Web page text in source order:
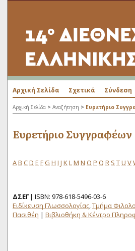
Αρχική Σελίδα Σχετικά Σύνδεση
Αρχική Σελίδα > Αναζήτηση > Ευρετήριο
Ευρετήριο Συγγραφέων
AB CD E FG H I J KLM N O P Q R S TU V
ΔΣΕΓ| ISBN: 978-618-5496-03-6
Ειδίκευση Γλωσσολογίας,Τμήμα
Πασιθέη | Βιβλιοθήκη & Κέντρο